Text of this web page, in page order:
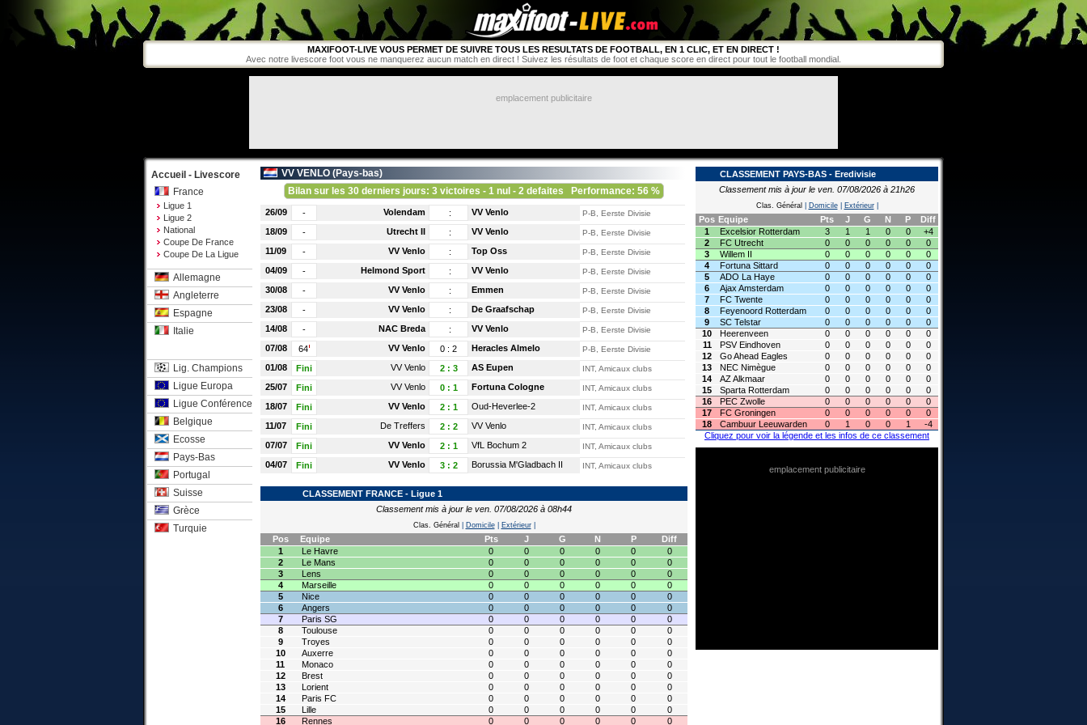
MAXIFOOT-LIVE VOUS PERMET DE SUIVRE TOUS LES RESULTATS DE FOOTBALL, EN 1 CLIC, ET EN DIRECT !
Avec notre livescore foot vous ne manquerez aucun match en direct ! Suivez les résultats de foot et chaque score en direct pour tout le football mondial.
emplacement publicitaire
Accueil - Livescore
France
Ligue 1
Ligue 2
National
Coupe De France
Coupe De La Ligue
Allemagne
Angleterre
Espagne
Italie
Lig. Champions
Ligue Europa
Ligue Conférence
Belgique
Ecosse
Pays-Bas
Portugal
Suisse
Grèce
Turquie
VV VENLO (Pays-bas)
Bilan sur les 30 derniers jours: 3 victoires - 1 nul - 2 defaites
Performance: 56 %
26/09 - Volendam : VV Venlo P-B, Eerste Divisie
18/09 - Utrecht II : VV Venlo P-B, Eerste Divisie
11/09 - VV Venlo : Top Oss P-B, Eerste Divisie
04/09 - Helmond Sport : VV Venlo P-B, Eerste Divisie
30/08 - VV Venlo : Emmen P-B, Eerste Divisie
23/08 - VV Venlo : De Graafschap P-B, Eerste Divisie
14/08 - NAC Breda : VV Venlo P-B, Eerste Divisie
07/08 64 VV Venlo 0 : 2 Heracles Almelo P-B, Eerste Divisie
01/08 Fini VV Venlo 2: 3 AS Eupen INT, Amicaux clubs
25/07 Fini VV Venlo 0: 1 Fortuna Cologne INT, Amicaux clubs
18/07 Fini VV Venlo 2: 1 Oud-Heverlee-2 INT, Amicaux clubs
11/07 Fini De Treffers 2: 2 VV Venlo INT, Amicaux clubs
07/07 Fini VV Venlo 2: 1 VfL Bochum 2 INT, Amicaux clubs
04/07 Fini VV Venlo 3: 2 Borussia M'Gladbach II INT, Amicaux clubs
CLASSEMENT FRANCE - Ligue 1
Classement mis à jour le ven. 07/08/2026 à 08h44
Clas. Général Domicile| Extérieur|
Pos Equipe Pts J G N P
Diff
1
Le Havre 0 0 0 0 0
0
2
Le Mans 0 0 0 0 0
0
3
Lens 0 0 0 0 0
0
4
Marseille 0 0 0 0 0
0
5
Nice 0 0 0 0 0
0
6
Angers 0 0 0 0 0
0
7
Paris SG 0 0 0 0 0
0
8
Toulouse 0 0 0 0 0
0
9
Troyes 0 0 0 0 0
0
10
Auxerre 0 0 0 0 0
0
11
Monaco 0 0 0 0 0
0
12
Brest 0 0 0 0 0
0
13
Lorient 0 0 0 0 0
0
14
Paris FC 0 0 0 0 0
0
15
Lille 0 0 0 0 0
0
16
Rennes 0 0 0 0 0 0
CLASSEMENT PAYS-BAS - Eredivisie
Classement mis à jour le ven. 07/08/2026 à 21h26
Clas. Général Domicile| Extérieur|
Pos Equipe Pts J G N P
Diff
1
Excelsior Rotterdam 3 1 1 0 0
+4
2
FC Utrecht 0 0 0 0 0
0
3
Willem II 0 0 0 0 0
0
4
Fortuna Sittard 0 0 0 0 0
0
5
ADO La Haye 0 0 0 0 0
0
6
Ajax Amsterdam 0 0 0 0 0
0
7
FC Twente 0 0 0 0 0
0
8
Feyenoord Rotterdam 0 0 0 0 0
0
9
SC Telstar 0 0 0 0 0
0
10
Heerenveen 0 0 0 0 0
0
11
PSV Eindhoven 0 0 0 0 0
0
12
Go Ahead Eagles 0 0 0 0 0
0
13
NEC Nimègue 0 0 0 0 0
0
14
AZ Alkmaar 0 0 0 0 0
0
15
Sparta Rotterdam 0 0 0 0 0
0
16
PEC Zwolle 0 0 0 0 0
0
17
FC Groningen 0 0 0 0 0
0
18
Cambuur Leeuwarden 0 1 0 0 1
-4
Cliquez pour voir la légende et les infos de ce classement
emplacement publicitaire